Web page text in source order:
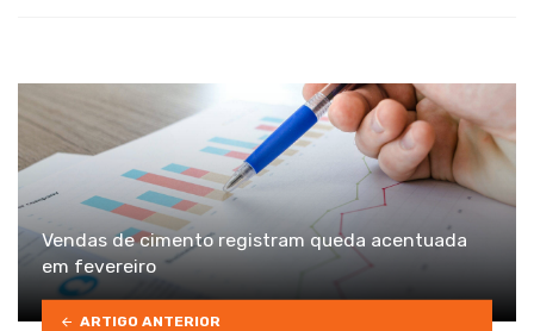
Vendas de cimento registram queda acentuada
em fevereiro
ARTIGO ANTERIOR